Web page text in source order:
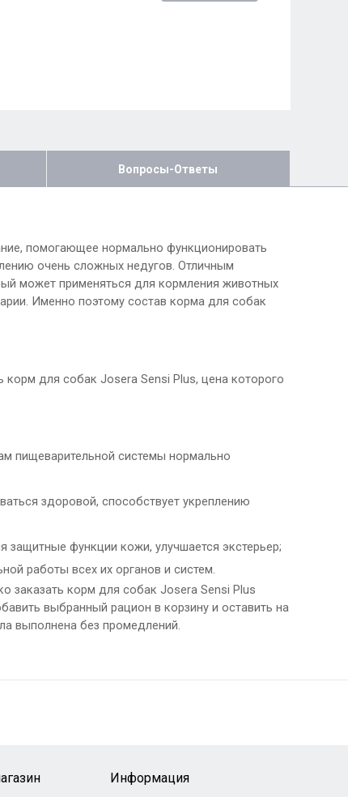
Вопросы-Ответы
помогающее нормально функционировать
очень сложных недугов. Отличным
может применяться для кормления животных
Именно поэтому состав корма для собак
для собак Josera Sensi Plus, цена которого
пищеварительной системы нормально
здоровой, способствует укреплению
функции кожи, улучшается экстерьер;
работы всех их органов и систем.
заказать корм для собак Josera Sensi Plus
выбранный рацион в корзину и оставить на
выполнена без промедлений.
Информация